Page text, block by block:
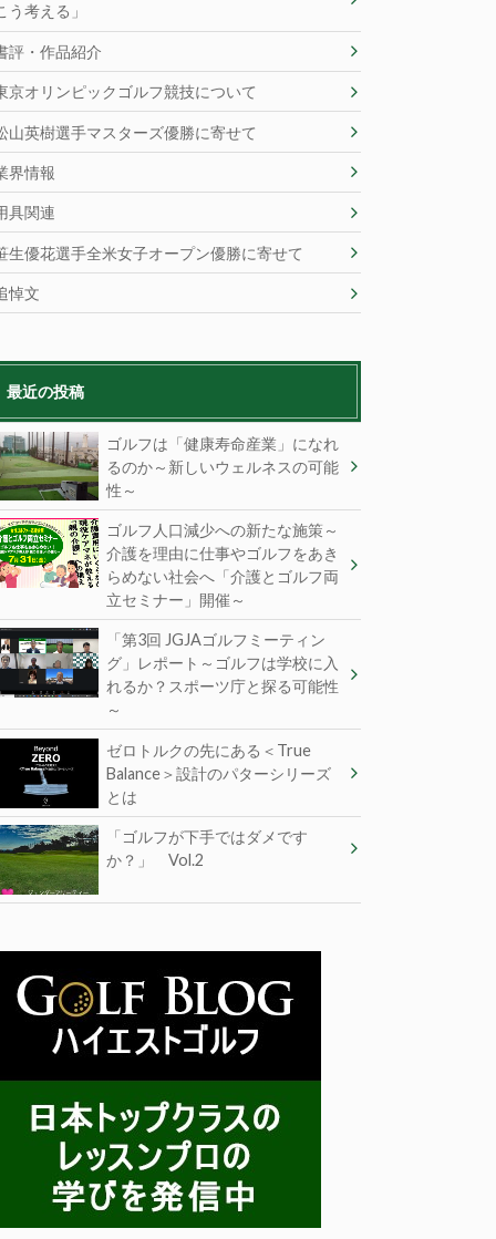
う考える」
評・作品紹介
京オリンピックゴルフ競技について
山英樹選手マスターズ優勝に寄せて
界情報
具関連
生優花選手全米女子オープン優勝に寄せて
悼文
最近の投稿
ゴルフは「健康寿命産業」になれ
るのか～新しいウェルネスの可能
性～
ゴルフ人口減少への新たな施策～
介護を理由に仕事やゴルフをあき
らめない社会へ「介護とゴルフ両
立セミナー」開催～
「第3回 JGJAゴルフミーティン
グ」レポート～ゴルフは学校に入
れるか？スポーツ庁と探る可能性
～
ゼロトルクの先にある＜True
Balance＞設計のパターシリーズ
とは
「ゴルフが下手ではダメです
か？」 Vol.2